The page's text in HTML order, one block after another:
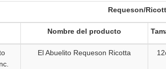
Requeson/
Nombre del producto
El Abuelito Requeson Ricotta